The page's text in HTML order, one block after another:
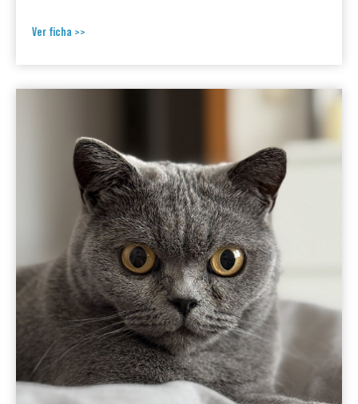
Ver ficha >>